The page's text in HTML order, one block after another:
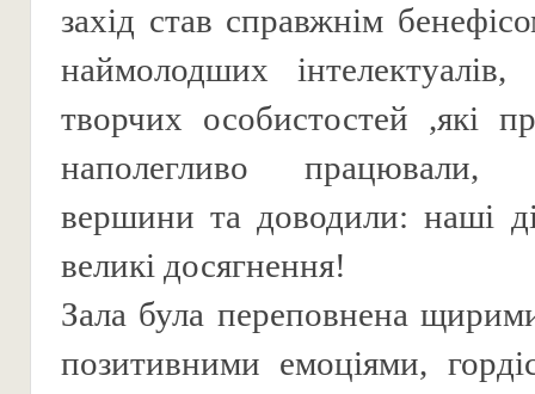
захід став справжнім
наймолодших інтелектуалів,
творчих особистостей ,які
наполегливо працювали,
вершини та доводили: наші
великі досягнення!
Зала була переповнена
позитивними емоціями,